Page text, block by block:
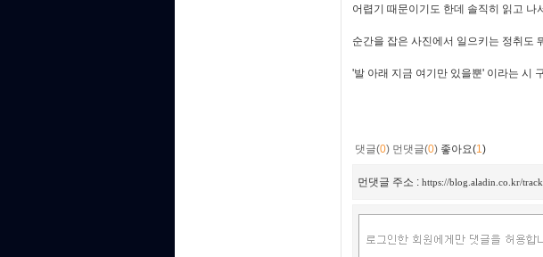
어렵기 때문이기도 한데 솔직히 읽고
순간을 잡은 사진에서 일으키는 정취도
'발 아래 지금 여기만 있을뿐' 이라는 시
댓글(0) 먼댓글(0) 좋아요(1)
먼댓글 주소 : https://blog.aladin.co.kr/